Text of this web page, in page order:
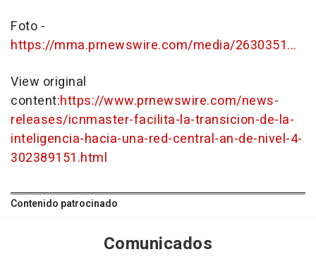
Foto -
https://mma.prnewswire.com/media/2630351...
View original
content:https://www.prnewswire.com/news-
releases/icnmaster-facilita-la-transicion-de-la-
inteligencia-hacia-una-red-central-an-de-nivel-4-
302389151.html
Contenido patrocinado
Comunicados